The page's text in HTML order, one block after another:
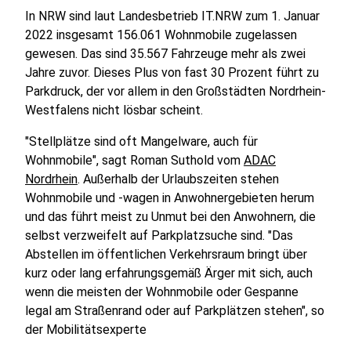
In NRW sind laut Landesbetrieb IT.NRW zum 1. Januar
2022 insgesamt 156.061 Wohnmobile zugelassen
gewesen. Das sind 35.567 Fahrzeuge mehr als zwei
Jahre zuvor. Dieses Plus von fast 30 Prozent führt zu
Parkdruck, der vor allem in den Großstädten Nordrhein-
Westfalens nicht lösbar scheint.
"Stellplätze sind oft Mangelware, auch für
Wohnmobile", sagt Roman Suthold vom ADAC
Nordrhein. Außerhalb der Urlaubszeiten stehen
Wohnmobile und -wagen in Anwohnergebieten herum
und das führt meist zu Unmut bei den Anwohnern, die
selbst verzweifelt auf Parkplatzsuche sind. "Das
Abstellen im öffentlichen Verkehrsraum bringt über
kurz oder lang erfahrungsgemäß Ärger mit sich, auch
wenn die meisten der Wohnmobile oder Gespanne
legal am Straßenrand oder auf Parkplätzen stehen", so
der Mobilitätsexperte